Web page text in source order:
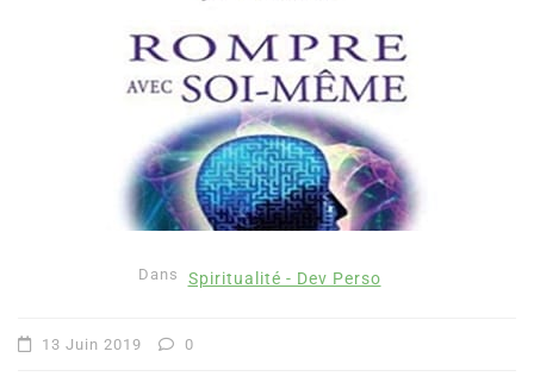
Dans Spiritualité - Dev Perso
13 Juin 2019 0